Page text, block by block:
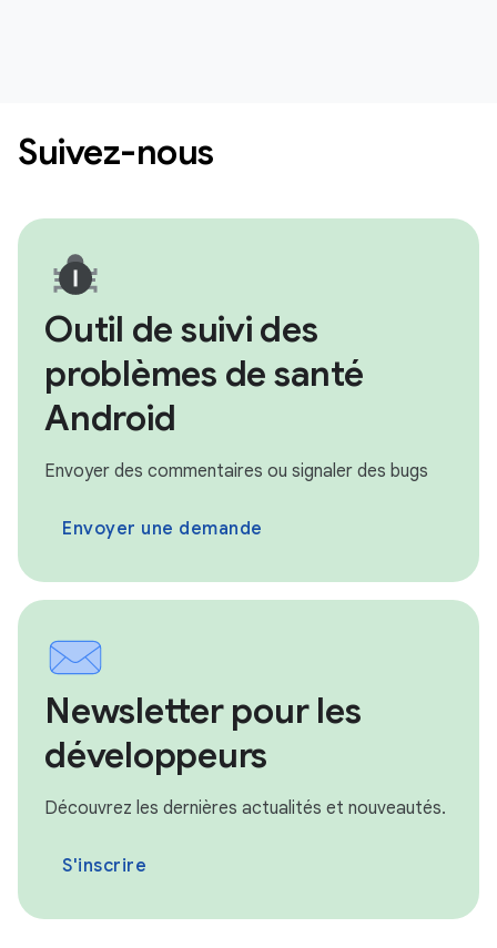
Suivez-nous
Outil de suivi des
problèmes de santé
Android
Envoyer des commentaires ou signaler des bugs
Envoyer une demande
Newsletter pour les
développeurs
Découvrez les dernières actualités et nouveautés.
S'inscrire